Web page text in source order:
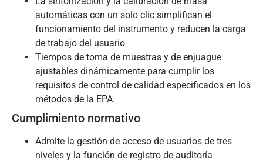
automáticas con un solo clic simplifican el
funcionamiento del instrumento y reducen la carga
de trabajo del usuario
Tiempos de toma de muestras y de enjuague
ajustables dinámicamente para cumplir los
requisitos de control de calidad especificados en los
métodos de la EPA.
Cumplimiento normativo
Admite la gestión de acceso de usuarios de tres
niveles y la función de registro de auditoría